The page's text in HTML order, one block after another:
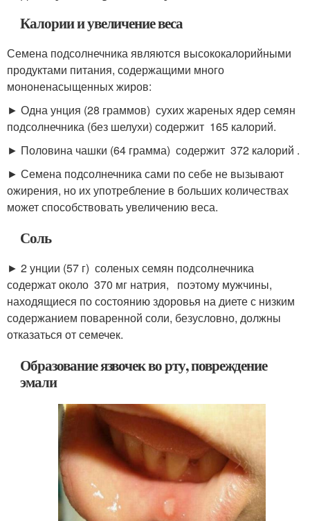
Калории и увеличение веса
Семена подсолнечника являются высококалорийными
продуктами питания, содержащими много
мононенасыщенных жиров:
► Одна унция (28 граммов) сухих жареных ядер семян
подсолнечника (без шелухи) содержит 165 калорий.
► Половина чашки (64 грамма) содержит 372 калорий .
► Семена подсолнечника сами по себе не вызывают
ожирения, но их употребление в больших количествах
может способствовать увеличению веса.
Соль
► 2 унции (57 г) соленых семян подсолнечника
содержат около 370 мг натрия, поэтому мужчины,
находящиеся по состоянию здоровья на диете с низким
содержанием поваренной соли, безусловно, должны
отказаться от семечек.
Образование язвочек во рту, повреждение
эмали